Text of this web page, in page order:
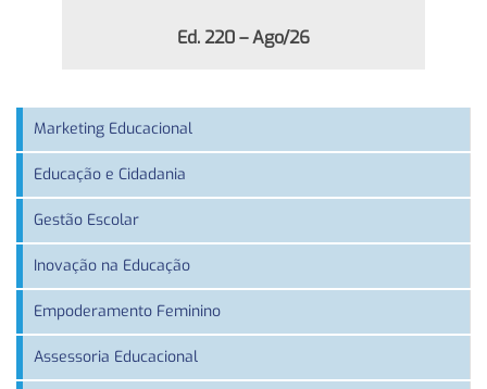
Ed. 220 – Ago/26
Marketing Educacional
Educação e Cidadania
Gestão Escolar
Inovação na Educação
Empoderamento Feminino
Assessoria Educacional